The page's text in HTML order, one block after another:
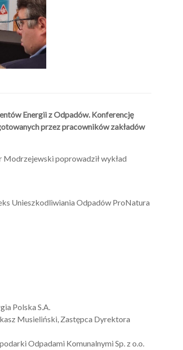
Energii z Odpadów. Konferencję
przez pracowników zakładów
Modrzejewski poprowadził wykład
Unieszkodliwiania Odpadów ProNatura
Polska S.A.
Musieliński, Zastępca Dyrektora
Odpadami Komunalnymi Sp. z o.o.